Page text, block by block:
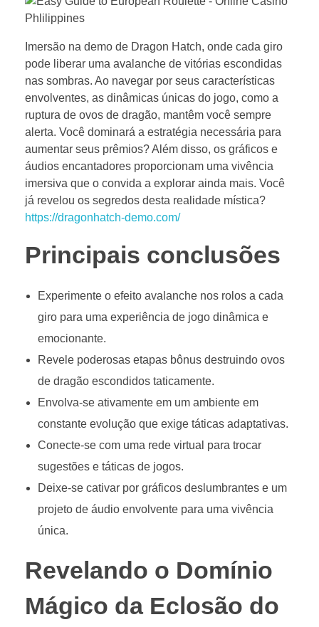
Imersão na demo de Dragon Hatch, onde cada giro
pode liberar uma avalanche de vitórias escondidas
nas sombras. Ao navegar por seus características
envolventes, as dinâmicas únicas do jogo, como a
ruptura de ovos de dragão, mantêm você sempre
alerta. Você dominará a estratégia necessária para
aumentar seus prêmios? Além disso, os gráficos e
áudios encantadores proporcionam uma vivência
imersiva que o convida a explorar ainda mais. Você
já revelou os segredos desta realidade mística?
https://dragonhatch-demo.com/
Principais conclusões
Experimente o efeito avalanche nos rolos a cada
giro para uma experiência de jogo dinâmica e
emocionante.
Revele poderosas etapas bônus destruindo ovos
de dragão escondidos taticamente.
Envolva-se ativamente em um ambiente em
constante evolução que exige táticas adaptativas.
Conecte-se com uma rede virtual para trocar
sugestões e táticas de jogos.
Deixe-se cativar por gráficos deslumbrantes e um
projeto de áudio envolvente para uma vivência
única.
Revelando o Domínio
Mágico da Eclosão do